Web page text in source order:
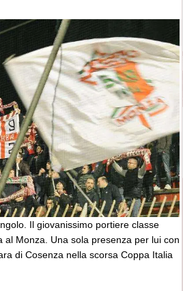
Il giovanissimo portiere classe
al Monza. Una sola presenza per lui con
di Cosenza nella scorsa Coppa Italia